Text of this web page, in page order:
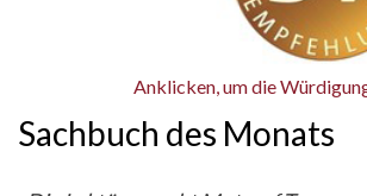
Anklicken, um die
Sachbuch des Monats